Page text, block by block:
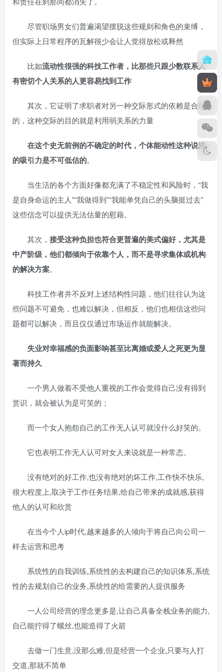
尽管职场男女们普遍渴望摆脱这些规则和角色的束缚，
但实际上日常程序的瓦解很少会让人觉得放松或释然
比如流动性很强的科技工作者，比那些只跟少数联系人
有密切个人关系的人更容易找到工作
其次，它证明了求职者对另一种交际形式的依赖是合理
的，这种交际的目的就是利用弱关系的力量
在这个史无前例的不确定的时代，个体能动性这种说法
的吸引力是不可低估的。
当生活的各个方面好像都充满了不稳定性和风险时，“我
是自身命运的主人”“我做得到”“我能单凭自己的头脑挺过去”
这些信念可以提供无法估量的慰藉。
其次， 接受这种负担也符合更普遍的美式偏好，尤其是
中产阶级，他们都倾向于依靠个人，而不是寻求集体或机构
的解决方案。
科技工作者并不反对上述结构性问题，他们往往认为这
些问题不可避免，也难以解决，但相反，他们也相信这些问
题都可以解决，而且仅仅通过市场运作就能解决。
失业对幸福感的负面影响甚至比离婚或爱人之死更为显
著而持久
一个男人做着不受他人重视的工作会觉得自己没有得到
赏识，就会被认为是可笑的；
而一个女人抱怨自己的工作无人认可就没什么好笑的。
它也表明工作无人认可对女人来说就是一种常态。
没有绝对的好工作,也没有绝对的坏工作,工作快不快乐,
很大程度上,取决于工作任务结果,给自己带来的成就感,获得
他人的认可和欣赏
在当今个人ip时代,越来越多的人倾向于将自己向公司一
样去运营和思考
系统性的自我训练,系统性的去构建自己的知识体系,系统
性的去规划自己的业务,系统性的给需要的人提供服务
一人公司经营的理念更多是,让自己具备全栈业务的能力,
自己能拧得了螺丝,也能造得了火箭
去做一门生意,没那么难,但是经营一个企业,只要与人打
交道,那就不简单